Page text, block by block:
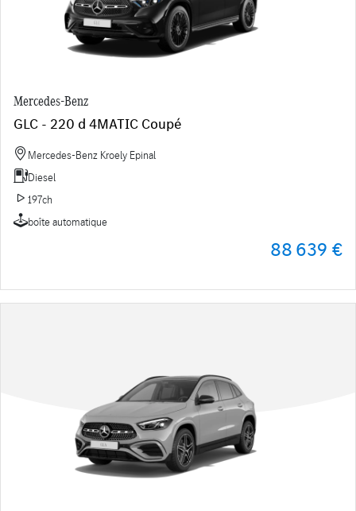
Mercedes-Benz
GLC - 220 d 4MATIC Coupé
Mercedes-Benz Kroely Epinal
Diesel
197ch
boîte automatique
88 639 €